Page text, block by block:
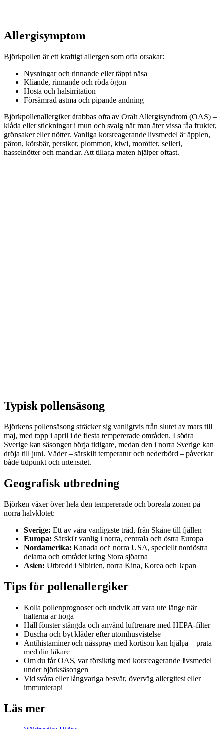
Allergisymptom
Björkpollen är ett kraftigt allergen som ofta orsakar:
Nysningar och rinnande eller täppt näsa
Kliande, rinnande och röda ögon
Hosta och halsirritation
Försämrad astma och pipande andning
Björkpollenallergiker drabbas ofta av Oralt Allergisyndrom (OAS) –
klåda eller stickningar i mun och svalg när man äter vissa råa frukter,
grönsaker eller nötter. Vanliga korsreagerande livsmedel är äpplen,
päron, körsbär, persikor, plommon, kiwi, morötter, selleri,
hasselnötter och mandlar. Att tillaga maten hjälper oftast.
Typisk pollensäsong
Björkens pollensäsong sträcker sig vanligtvis från slutet av mars till
maj, med topp i april i de flesta tempererade områden. I södra
Sverige kan säsongen börja tidigare, medan den i norra Sverige kan
dröja till juni. Väder – särskilt temperatur och nederbörd – påverkar
både tidpunkt och intensitet.
Geografisk utbredning
Björken växer över hela den tempererade och boreala zonen på
norra halvklotet:
Sverige: Ett av våra vanligaste träd, från Skåne till fjällen
Europa: Särskilt vanlig i norra, centrala och östra Europa
Nordamerika: Kanada och norra USA, speciellt nordöstra
delarna och området kring Stora sjöarna
Asien: Utbredd i Sibirien, norra Kina, Korea och Japan
Tips för pollenallergiker
Kolla pollenprognoser och undvik att vara ute länge när
halterna är höga
Håll fönster stängda och använd luftrenare med HEPA-filter
Duscha och byt kläder efter utomhusvistelse
Antihistaminer och nässpray med kortison kan hjälpa – prata
med din läkare
Om du får OAS, var försiktig med korsreagerande livsmedel
under björksäsongen
Vid svåra eller långvariga besvär, överväg allergitest eller
immunterapi
Läs mer